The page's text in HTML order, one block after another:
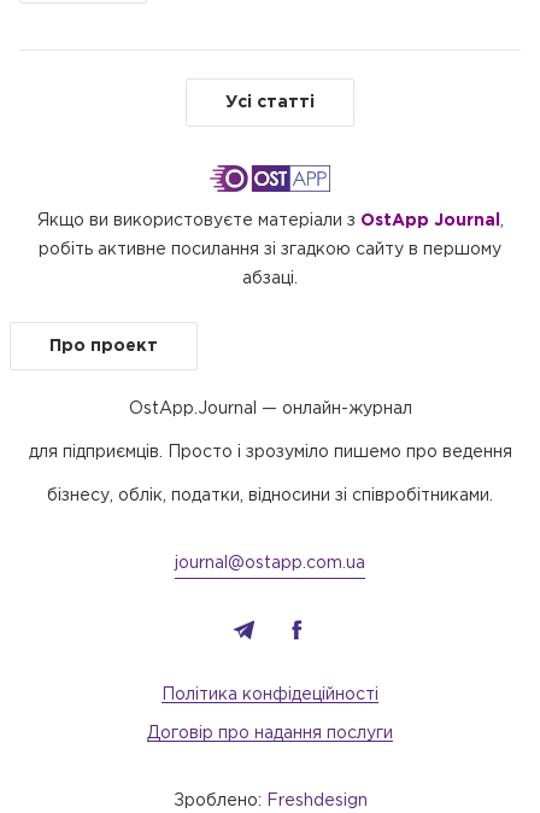
Усі статті
Якщо ви використовуєте матеріали з OstApp Journal
робіть активне посилання зі згадкою сайту в першому
абзаці.
Про проект
OstApp.Journal — онлайн-журнал
для підприємців. Просто і зрозуміло пишемо про ведення
бізнесу, облік, податки, відносини зі співробітниками.
Зроблено: Freshdesign
journal@ostapp.com.ua
Політика конфідеційності
Договір про надання послуги